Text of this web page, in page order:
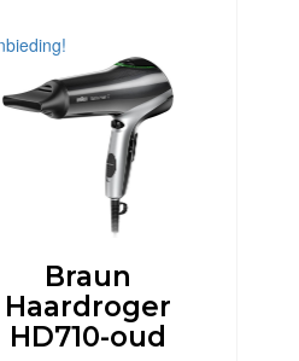
Braun
Haardroger
HD710-oud